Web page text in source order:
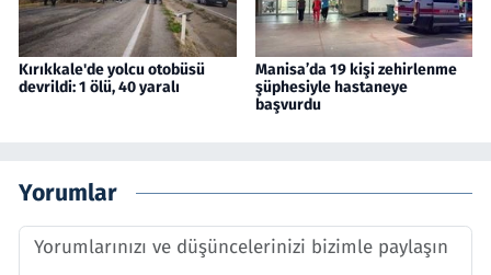
Kırıkkale'de yolcu otobüsü
devrildi: 1 ölü, 40 yaralı
Manisa’da 19 kişi zehirlenme
şüphesiyle hastaneye
başvurdu
Yorumlar